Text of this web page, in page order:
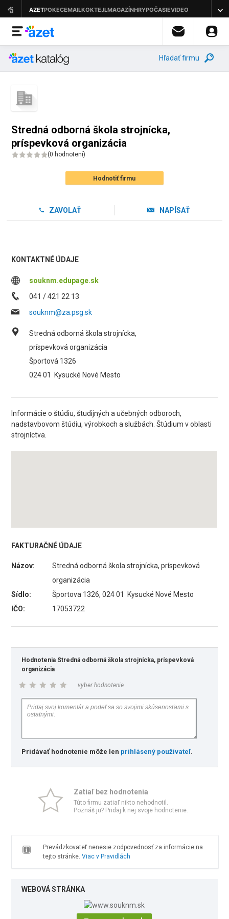
Hľadať firmu
Stredná odborná škola strojnícka,
príspevková organizácia
(0 hodnotení)
Hodnotiť firmu
ZAVOLAŤ NAPÍSAŤ
KONTAKTNÉ ÚDAJE
souknm.edupage.sk
041 / 421 22 13
souknm@za.psg.sk
Stredná odborná škola strojnícka,
príspevková organizácia
Športová 1326
024 01
Kysucké Nové Mesto
Informácie o štúdiu, študijných a učebných odboroch,
nadstavbovom štúdiu, výrobkoch a službách. Štúdium v oblasti
strojníctva.
FAKTURAČNÉ ÚDAJE
Názov:
Stredná odborná škola strojnícka, príspevková
organizácia
Sídlo:
Športova 1326, 024 01 Kysucké Nové Mesto
IČO:
17053722
Hodnotenia Stredná odborná škola strojnícka, príspevková
organizácia
vyber hodnotenie
Pridávať hodnotenie môže len prihlásený používateľ.
Zatiaľ bez hodnotenia
Túto firmu zatiaľ nikto nehodnotil.
Poznáš ju? Pridaj k nej svoje hodnotenie.
Prevádzkovateľ nenesie zodpovednosť za informácie na
tejto stránke. Viac v Pravidlách
WEBOVÁ STRÁNKA